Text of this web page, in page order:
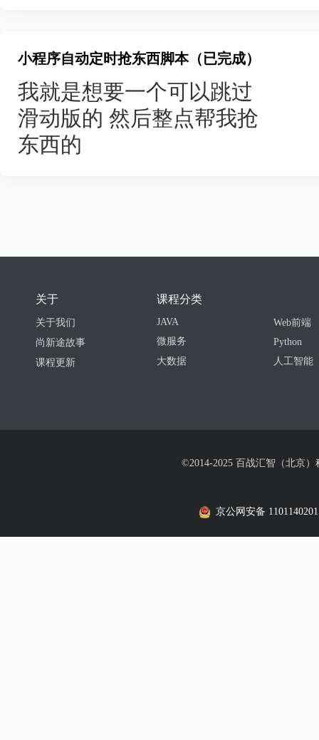
- 评价管理：筛选（供应商/日
数），评价为100分制
## **评价体系**
- 评价规则：100分制评分，交
② 图书管理模块：图书新增、
③ 分类管理模块：分类新增、
④ 广告管理模块：广告新增、
除功能
后端管理页面
1.用户登陆，注册，密码加密
小程序自动定时抢东西脚本（已完成）
我就是想要一个可以跳过
滑动版的 然后整点帮我抢
东西的
关于
关于我们
尚新途故事
课程更新
课程分类
JAVA
微服务
大数据
Web前端
Python
人工智能
©2014-2025 百战汇智（北京
京公网安备